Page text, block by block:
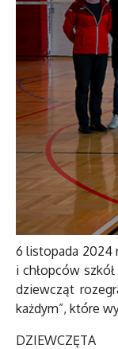
6 listopada 2024
i chłopców
dziewcząt
każdym”, które
DZIEWCZĘTA